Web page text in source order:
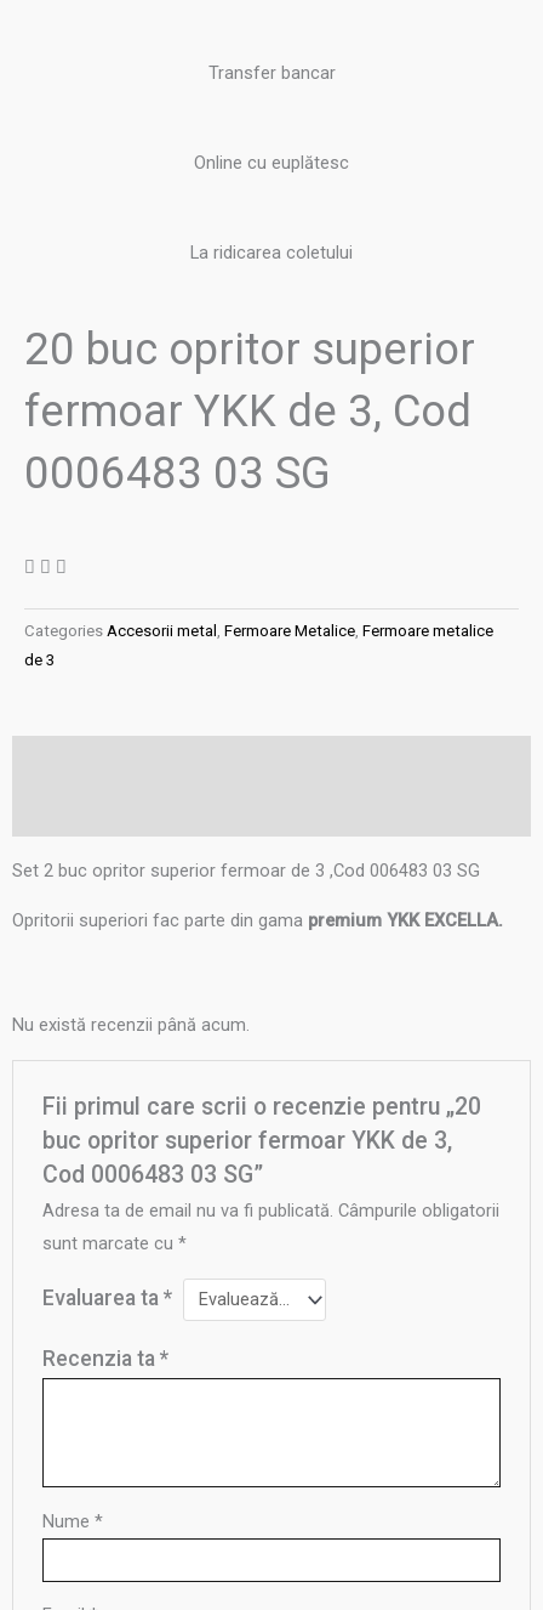
Transfer bancar
Online cu euplătesc
La ridicarea coletului
20 buc opritor superior
fermoar YKK de 3, Cod
0006483 03 SG
Categories Accesorii metal , Fermoare Metalice, Fermoare metalice
de 3
Set 2 buc opritor superior fermoar de 3 ,Cod 006483 03 SG
Opritorii superiori fac parte din gama premium YKK EXCELLA.
Nu există recenzii până acum.
Fii primul care scrii o recenzie pentru „20
buc opritor superior fermoar YKK de 3,
Cod 0006483 03 SG”
Adresa ta de email nu va fi publicată. Câmpurile obligatorii
sunt marcate cu*
Evaluarea ta*
Recenzia ta*
Nume*